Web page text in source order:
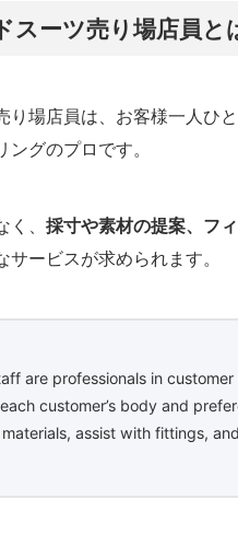
スーツ売り場店員と
り場店員は、お客様一人ひ
グのプロです。
、 採寸や素材の提案、フ
サービスが求められます。
are professionals in
customer’s body and
assist with fittings,